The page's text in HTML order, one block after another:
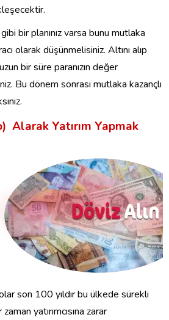
bir planınız varsa bunu mutlaka
olarak düşünmelisiniz. Altını alıp
bir süre paranızın değer
Bu dönem sonrası mutlaka kazançlı
Alarak Yatırım Yapmak
son 100 yıldır bu ülkede sürekli
yatırımcısına zarar